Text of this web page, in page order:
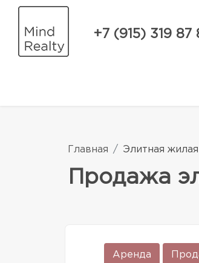
+7 (915) 319 87
Главная Элитная
Продажа
Аренда